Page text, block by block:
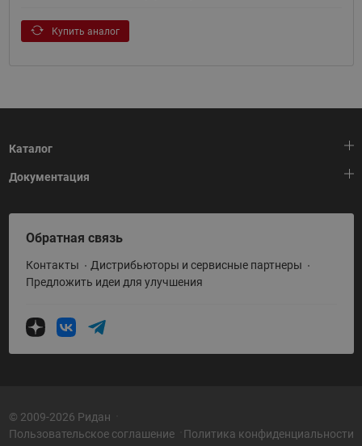
Купить аналог
Каталог
Тепловая автоматика
Холодильная техника
Приводная техника
Промышленная автоматика
Теплообменное оборудование
Насосное оборудование
Документация
HeatPlatform (Тепловая платформа)
Полезные программы и инструменты
Условия поставки
Обратная связь
Контакты
Дистрибьюторы и сервисные партнеры
Предложить идеи для улучшения
© 2009-2026 Ридан
Пользовательское соглашение
Политика конфиденциальности